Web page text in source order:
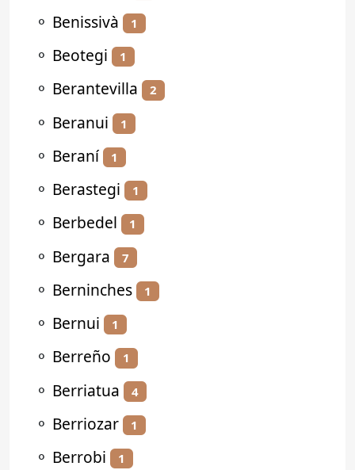
⚬ Benissivà 1
⚬ Beotegi 1
⚬ Berantevilla 2
⚬ Beranui 1
⚬ Beraní 1
⚬ Berastegi 1
⚬ Berbedel 1
⚬ Bergara 7
⚬ Berninches 1
⚬ Bernui 1
⚬ Berreño 1
⚬ Berriatua 4
⚬ Berriozar 1
⚬ Berrobi 1